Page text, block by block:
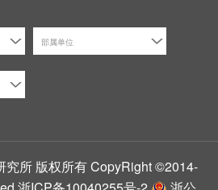
部属单位
究所 版权所有 CopyRight ©2014-